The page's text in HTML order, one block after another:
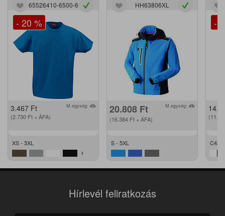
65526410-6500-6
- 20 %
3.467 Ft
(2.730 Ft + ÁFA)
M.egység: db
XS - 3XL
HH63806XL
20.808 Ft
(16.384 Ft + ÁFA)
M.egység: db
S - 5XL
-
C42 -
Hírlevél feliratkozás